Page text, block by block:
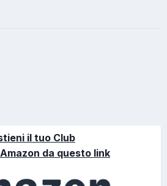
il tuo Club
da questo link